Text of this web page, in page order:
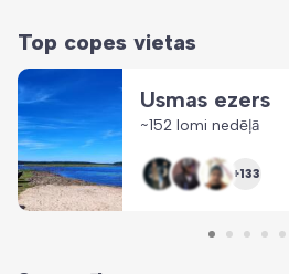
Top copes vietas
Usmas ezers
~152 lomi nedēļā
+133